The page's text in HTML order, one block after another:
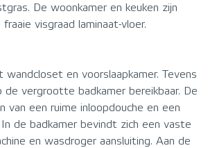
De woonkamer en keuken zijn
visgraad laminaat-vloer.
en voorslaapkamer. Tevens
de vergrootte badkamer bereikbaar. De
van een ruime inloopdouche en een
de badkamer bevindt zich een vaste
en wasdroger aansluiting. Aan de